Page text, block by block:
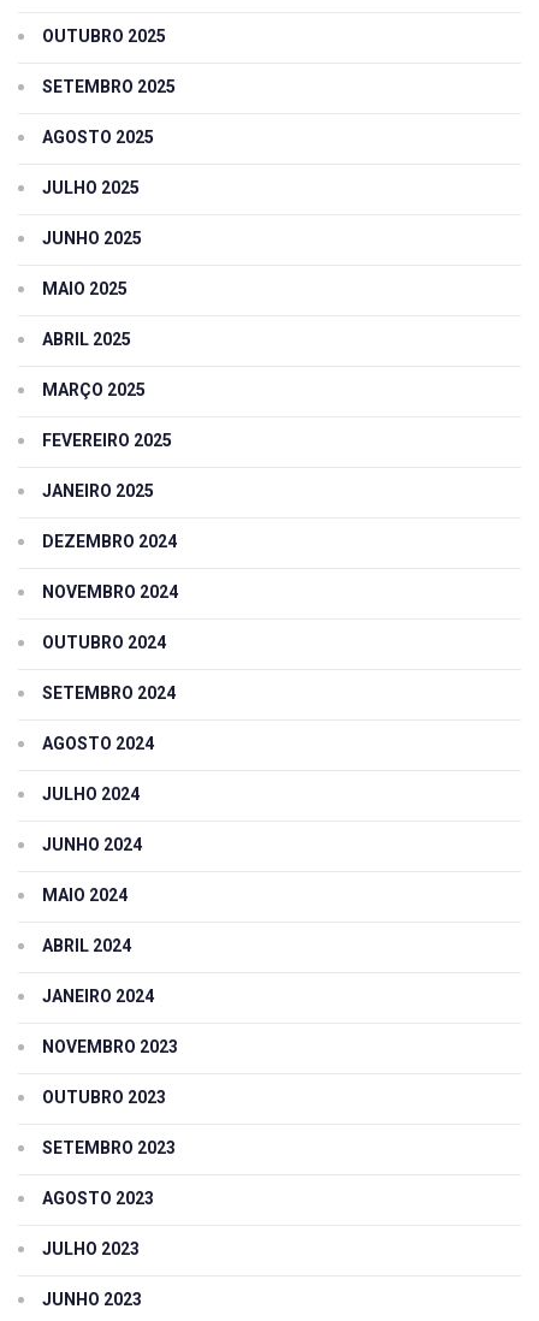
OUTUBRO 2025
SETEMBRO 2025
AGOSTO 2025
JULHO 2025
JUNHO 2025
MAIO 2025
ABRIL 2025
MARÇO 2025
FEVEREIRO 2025
JANEIRO 2025
DEZEMBRO 2024
NOVEMBRO 2024
OUTUBRO 2024
SETEMBRO 2024
AGOSTO 2024
JULHO 2024
JUNHO 2024
MAIO 2024
ABRIL 2024
JANEIRO 2024
NOVEMBRO 2023
OUTUBRO 2023
SETEMBRO 2023
AGOSTO 2023
JULHO 2023
JUNHO 2023